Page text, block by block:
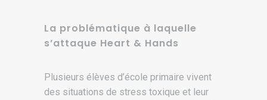
La problématique à laquelle
s’attaque Heart & Hands
Plusieurs élèves d’école primaire vivent
des situations de stress toxique et leur